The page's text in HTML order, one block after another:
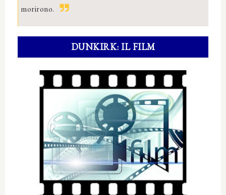
morirono.
DUNKIRK: IL FILM